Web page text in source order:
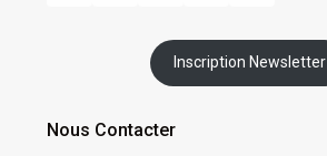
Inscription Newsletter
Nous Contacter